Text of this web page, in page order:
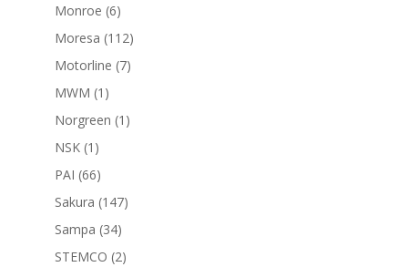
Monroe 66
productos
Moresa 112112
productos
Motorline 77
MWM 1 1
producto
Norgreen 1 1
NSK 1 1
producto
PAI 6666
productos
Sakura 147147
Sampa 3434
productos
STEMCO 22